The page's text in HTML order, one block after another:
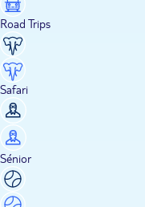
Road Trips
Safari
Sénior